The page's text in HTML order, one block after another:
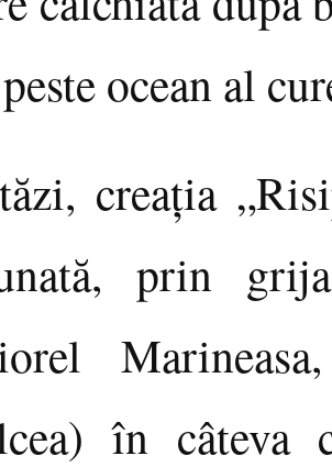
ocean al
creaţia
prin
în câteva